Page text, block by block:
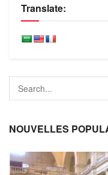
Translate:
NOUVELLES